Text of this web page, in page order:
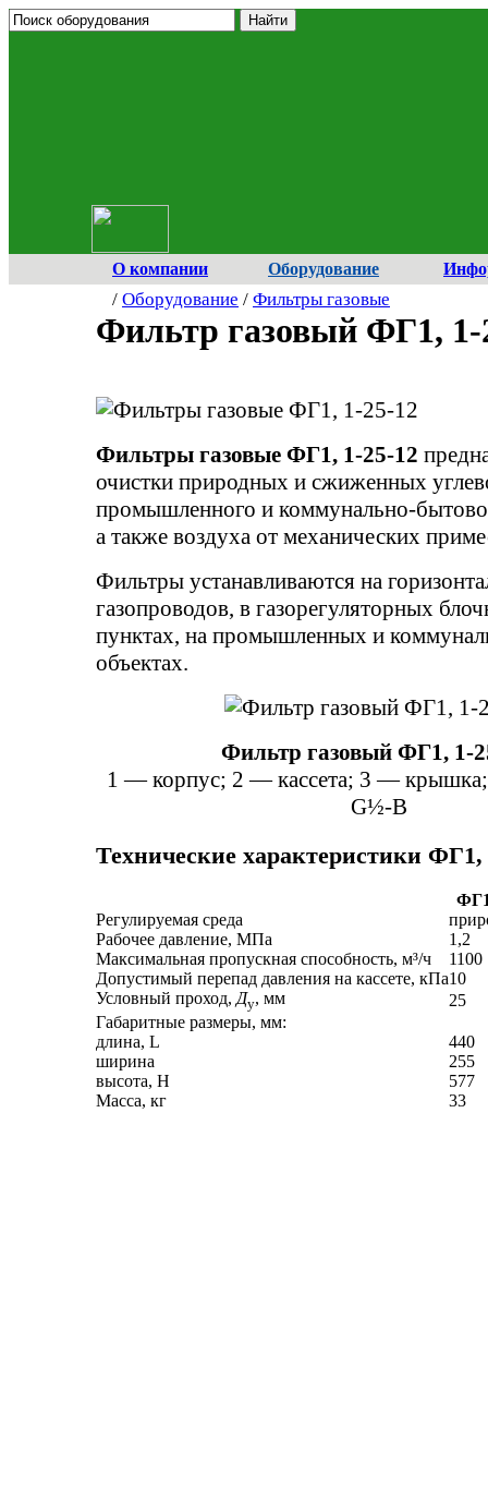
О компании Оборудование
/ Оборудование / Фильтры газовые
Фильтр газовый ФГ1, 1-
Фильтры газовые ФГ1, 1-25-12
очистки природных и сжиженных
промышленного и коммунально-
а также воздуха от механических
Фильтры устанавливаются на
газопроводов, в газорегуляторных
пунктах, на промышленных и
объектах.
Фильтр газовый ФГ1, 1-
1 — корпус; 2 — кассета; 3 —
G½-В
Технические характеристики ФГ1,
Регулируемая среда
Рабочее давление, МПа
1,2
Максимальная пропускная способность, м³/ч
1100
Допустимый перепад давления на кассете, кПа10
Условный проход, Ду, мм
25
Габаритные размеры, мм:
длина, L
440
ширина
255
высота, H
577
Масса, кг
33